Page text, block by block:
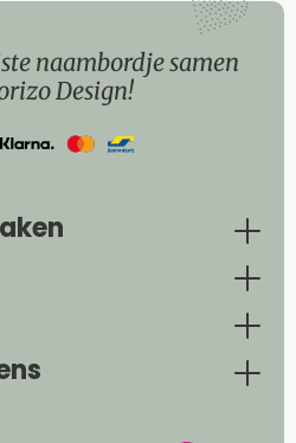
naambordje samen
Design!